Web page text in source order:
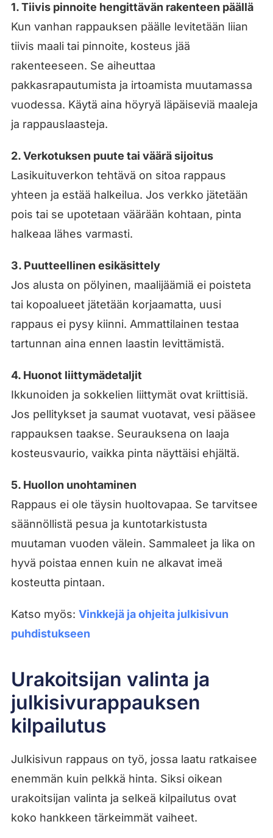
1. Tiivis pinnoite hengittävän rakenteen päällä
Kun vanhan rappauksen päälle levitetään liian
tiivis maali tai pinnoite, kosteus jää
rakenteeseen. Se aiheuttaa
pakkasrapautumista ja irtoamista muutamassa
vuodessa. Käytä aina höyryä läpäiseviä maaleja
ja rappauslaasteja.
2. Verkotuksen puute tai väärä sijoitus
Lasikuituverkon tehtävä on sitoa rappaus
yhteen ja estää halkeilua. Jos verkko jätetään
pois tai se upotetaan väärään kohtaan, pinta
halkeaa lähes varmasti.
3. Puutteellinen esikäsittely
Jos alusta on pölyinen, maalijäämiä ei poisteta
tai kopoalueet jätetään korjaamatta, uusi
rappaus ei pysy kiinni. Ammattilainen testaa
tartunnan aina ennen laastin levittämistä.
4. Huonot liittymädetaljit
Ikkunoiden ja sokkelien liittymät ovat kriittisiä.
Jos pellitykset ja saumat vuotavat, vesi pääsee
rappauksen taakse. Seurauksena on laaja
kosteusvaurio, vaikka pinta näyttäisi ehjältä.
5. Huollon unohtaminen
Rappaus ei ole täysin huoltovapaa. Se tarvitsee
säännöllistä pesua ja kuntotarkistusta
muutaman vuoden välein. Sammaleet ja lika on
hyvä poistaa ennen kuin ne alkavat imeä
kosteutta pintaan.
Katso myös: Vinkkejä ja ohjeita julkisivun
puhdistukseen
Urakoitsijan valinta ja
julkisivurappauksen
kilpailutus
Julkisivun rappaus on työ, jossa laatu ratkaisee
enemmän kuin pelkkä hinta. Siksi oikean
urakoitsijan valinta ja selkeä kilpailutus ovat
koko hankkeen tärkeimmät vaiheet.